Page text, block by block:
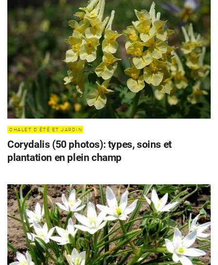
Corydalis (50 photos): types, soins et
plantation en plein champ
CHALET D'ÉTÉ ET JARDIN